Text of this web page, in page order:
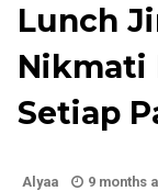
Lunch
Nikmati
Setiap
Alyaa 9 months